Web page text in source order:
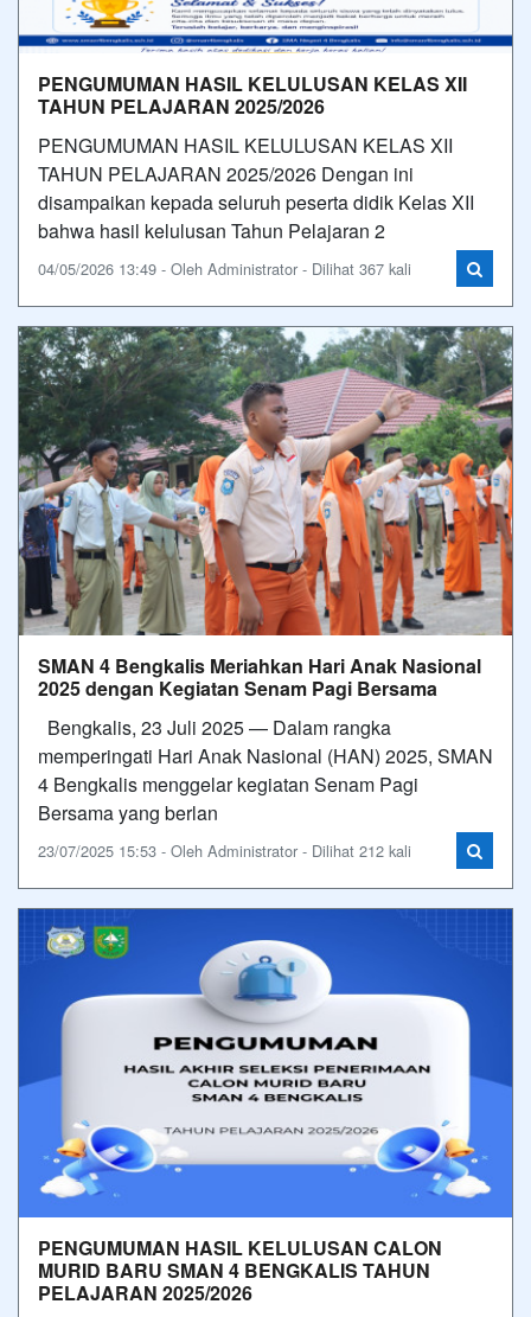
PENGUMUMAN HASIL KELULUSAN KELAS XII
TAHUN PELAJARAN 2025/2026
PENGUMUMAN HASIL KELULUSAN KELAS XII
TAHUN PELAJARAN 2025/2026 Dengan ini
disampaikan kepada seluruh peserta didik Kelas XII
bahwa hasil kelulusan Tahun Pelajaran 2
04/05/2026 13:49 - Oleh Administrator - Dilihat 367 kali
SMAN 4 Bengkalis Meriahkan Hari Anak Nasional
2025 dengan Kegiatan Senam Pagi Bersama
Bengkalis, 23 Juli 2025 — Dalam rangka
memperingati Hari Anak Nasional (HAN) 2025, SMAN
4 Bengkalis menggelar kegiatan Senam Pagi
Bersama yang berlan
23/07/2025 15:53 - Oleh Administrator - Dilihat 212 kali
PENGUMUMAN HASIL KELULUSAN CALON
MURID BARU SMAN 4 BENGKALIS TAHUN
PELAJARAN 2025/2026